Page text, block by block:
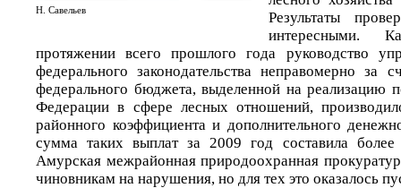
Н. Савельев
Результаты
интересными.
протяжении всего прошлого года руководство
федерального законодательства неправомерно за
федерального бюджета, выделенной на реализацию
Федерации в сфере лесных отношений,
районного коэффициента и дополнительного
сумма таких выплат за 2009 год составила
Амурская межрайонная природоохранная
чиновникам на нарушения, но для тех это оказалось